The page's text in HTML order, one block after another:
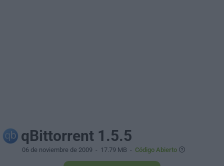
qBittorrent 1.5.5
06 de noviembre de 2009 - 17.79 MB - Código Abierto